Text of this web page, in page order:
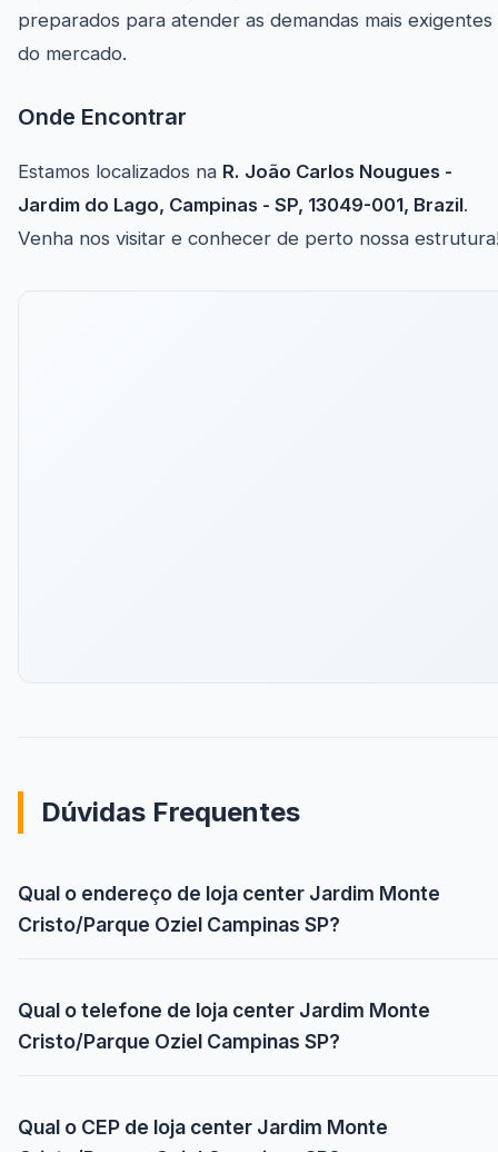
preparados para atender as demandas mais exigentes
do mercado.
Onde Encontrar
Estamos localizados na R. João Carlos Nougues -
Jardim do Lago, Campinas - SP, 13049-001, Brazil.
Venha nos visitar e conhecer de perto nossa
Dúvidas Frequentes
Qual o endereço de loja center Jardim Monte
Cristo/Parque Oziel Campinas SP?
Qual o telefone de loja center Jardim Monte
Cristo/Parque Oziel Campinas SP?
Qual o CEP de loja center Jardim Monte